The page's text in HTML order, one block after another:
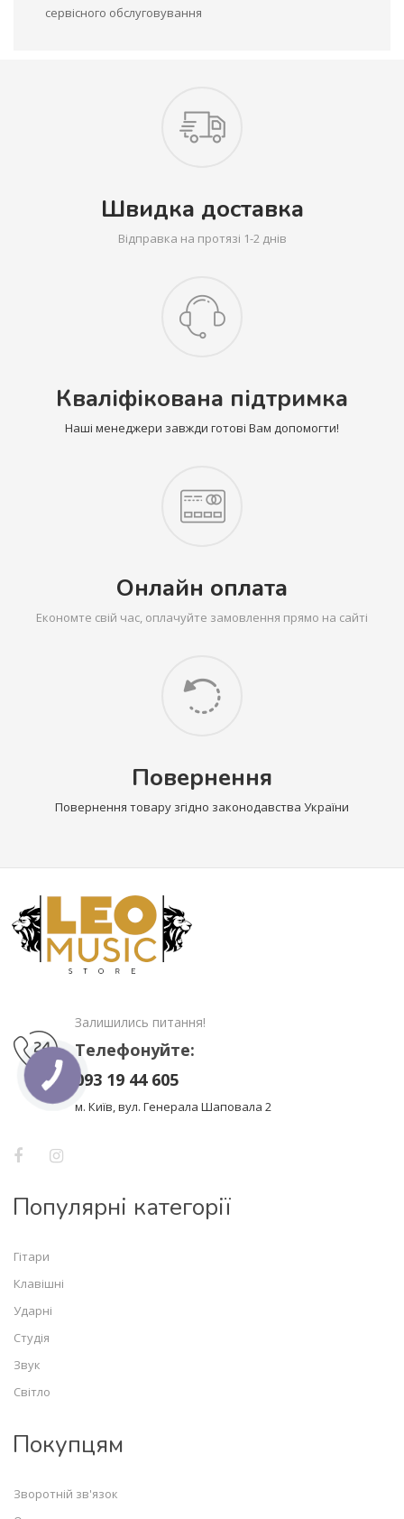
сервісного обслуговування
Швидка доставка
Відправка на протязі 1-2 днів
Кваліфікована підтримка
Наші менеджери завжди готові Вам допомогти!
Онлайн оплата
Економте свій час, оплачуйте замовлення прямо на сайті
Повернення
Повернення товару згідно законодавства України
Залишились питання!
Телефонуйте:
093 19 44 605
м. Київ, вул. Генерала Шаповала 2
Популярні категорії
Гітари
Клавішні
Ударні
Студія
Звук
Світло
Покупцям
Зворотній зв'язок